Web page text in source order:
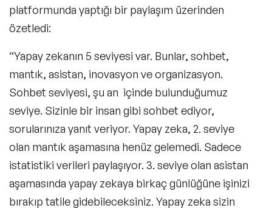
platformunda yaptığı bir paylaşım üzerinden
özetledi:
“Yapay zekanın 5 seviyesi var. Bunlar, sohbet,
mantık, asistan, inovasyon ve organizasyon.
Sohbet seviyesi, şu an içinde bulunduğumuz
seviye. Sizinle bir insan gibi sohbet ediyor,
sorularınıza yanıt veriyor. Yapay zeka, 2. seviye
olan mantık aşamasına henüz gelemedi. Sadece
istatistiki verileri paylaşıyor. 3. seviye olan asistan
aşamasında yapay zekaya birkaç günlüğüne işinizi
bırakıp tatile gidebileceksiniz. Yapay zeka sizin